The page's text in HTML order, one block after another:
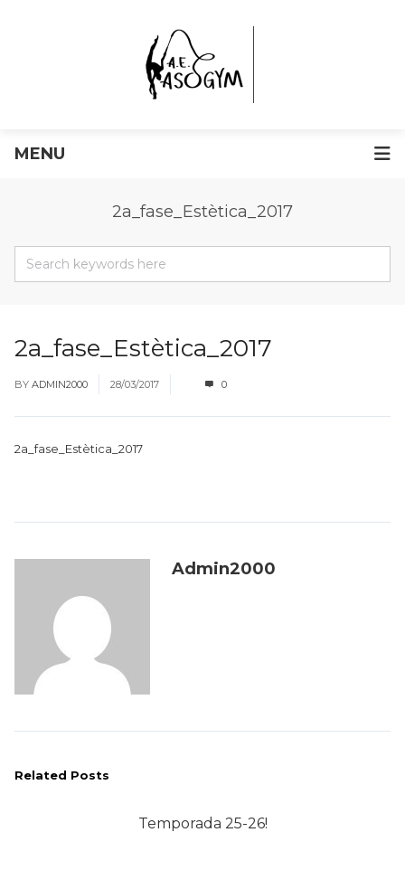
MENU
2a_fase_Estètica_2017
2a_fase_Estètica_2017
BY ADMIN2000 28/03/2017 0
2a_fase_Estètica_2017
Admin2000
Related Posts
Temporada 25-26!